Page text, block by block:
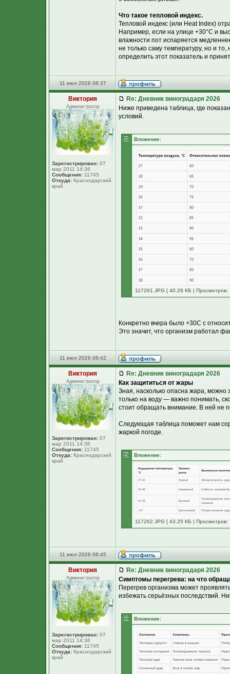
Что такое тепловой индекс.
Тепловой индекс (или Heat Index)
Например, если на улице +30°C и
влажности пот испаряется
не только саму температуру, но и то,
определить этот показатель и
11 июл 2026 08:37
Виктория
Администратор
Зарегистрирован: 07
мар 2011 14:36
Сообщения: 11745
Откуда: Краснодарский
край
Re: Дневник виноградаря 2026
Ниже приведена таблица, где
условий.
Вложение:
117261.JPG [ 40.26 КБ | Просмотров:
Конкретно вчера было +30С с
Это значит, что организм работал
11 июл 2026 08:42
Виктория
Администратор
Зарегистрирован: 07
мар 2011 14:36
Сообщения: 11745
Откуда: Краснодарский
край
Re: Дневник виноградаря 2026
Как защититься от жары
Зная, насколько опасна жара,
только на воду — важно понимать,
стоит обращать внимание. В ней не
Следующая таблица поможет нам
жаркой погоде.
Вложение:
117262.JPG [ 43.25 КБ | Просмотров:
11 июл 2026 08:45
Виктория
Администратор
Зарегистрирован: 07
мар 2011 14:36
Сообщения: 11745
Откуда: Краснодарский
край
Re: Дневник виноградаря 2026
Симптомы перегрева: на что
Перегрев организма может
избежать серьёзных последствий.
Вложение: